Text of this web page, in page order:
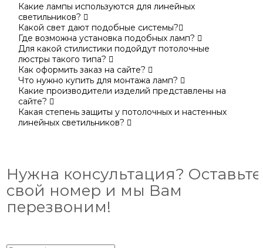
Какие лампы используются для линейных
светильников?
Какой свет дают подобные системы?
Где возможна установка подобных ламп?
Для какой стилистики подойдут потолочные
люстры такого типа?
Как оформить заказ на сайте?
Что нужно купить для монтажа ламп?
Какие производители изделий представлены на
сайте?
Какая степень защиты у потолочных и настенных
линейных светильников?
Нужна консультация? Оставьте
свой номер и мы Вам
перезвоним!